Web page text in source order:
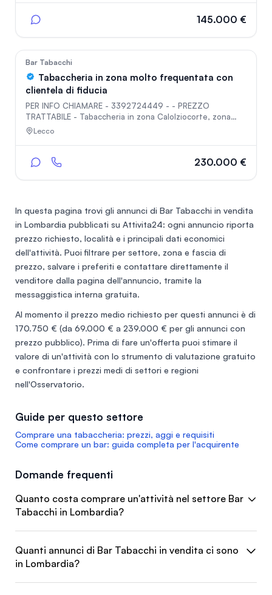
oltre a un magazzino/deposito annesso. L'immobile è
automatica, impianto di allarme, vigilanza CCTV e doppio
ingresso. L'affitto del locale è ottimo 550 circa.
145.000 €
Bar Tabacchi
Tabaccheria in zona molto frequentata con
clientela di fiducia
PER INFO CHIAMARE - 3392724449 - - PREZZO
TRATTABILE - Tabaccheria in zona Calolziocorte, zona
molto frequentata con forti passaggi pedonali e clientela
telefoniche - ritiro pacchi point - distributore automatico
condizionata
Lecco
230.000 €
In questa pagina trovi gli annunci di Bar Tabacchi in vendita
in Lombardia pubblicati su Attivita24: ogni annuncio riporta
prezzo richiesto, località e i principali dati economici
dell'attività. Puoi filtrare per settore, zona e fascia di
prezzo, salvare i preferiti e contattare direttamente il
venditore dalla pagina dell'annuncio, tramite la
messaggistica interna gratuita.
Al momento il prezzo medio richiesto per questi annunci è di
170.750 € (da 69.000 € a 239.000 € per gli annunci con
prezzo pubblico). Prima di fare un'offerta puoi stimare il
valore di un'attività con lo strumento di valutazione gratuito
e confrontare i prezzi medi di settori e regioni
nell'Osservatorio.
Guide per questo settore
Comprare una tabaccheria: prezzi, aggi e requisiti
Come comprare un bar: guida completa per l'acquirente
Domande frequenti
Quanto costa comprare un'attività nel settore Bar
Tabacchi in Lombardia?
Quanti annunci di Bar Tabacchi in vendita ci sono
in Lombardia?